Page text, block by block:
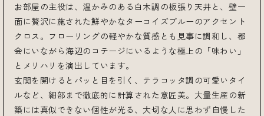
お部屋の主役は、温かみのある白木調の板張り天井と、壁一
面に贅沢に施された鮮やかなターコイズブルーのアクセント
クロス。フローリングの軽やかな質感とも見事に調和し、都
会にいながら海辺のコテージにいるような極上の「味わい」
とメリハリを演出しています。
玄関を開けるとパッと目を引く、テラコッタ調の可愛いタイ
ルなど、細部まで徹底的に計算された意匠美。大量生産の新
築には真似できない個性が光る、大切な人に思わず自慢した